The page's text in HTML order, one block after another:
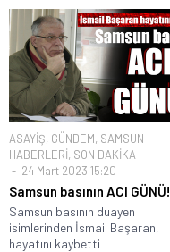
ASAYİŞ, GÜNDEM, SAMSUN
HABERLERİ, SON DAKİKA
24 Mart 2023 15:20
Samsun basının ACI GÜNÜ!
Samsun basının duayen
isimlerinden İsmail Başaran,
hayatını kaybetti